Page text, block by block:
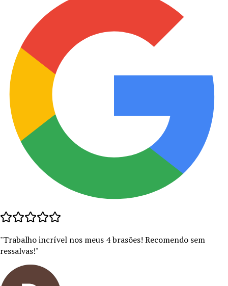
"Trabalho incrível nos meus 4 brasões! Recomendo sem
ressalvas!"